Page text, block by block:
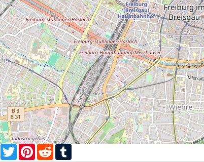
Facebook
TwitterPinterest
Reddit